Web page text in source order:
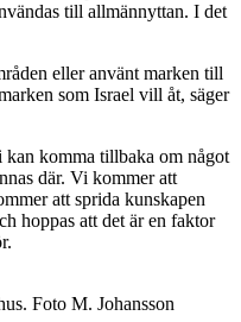
till allmännyttan. I det
eller använt marken till
som Israel vill åt, säger
komma tillbaka om något
där. Vi kommer att
att sprida kunskapen
hoppas att det är en faktor
Foto M. Johansson